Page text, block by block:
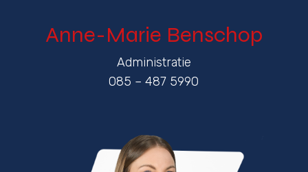
Anne-Marie Benschop
Administratie
085 – 487 5990